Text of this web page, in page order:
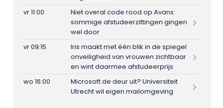
vr 11:00
Niet overal code rood op Avans:
sommige afstudeerzittingen gingen
wel door
vr 09:15
Iris maakt met één blik in de spiegel
onveiligheid van vrouwen zichtbaar
en wint daarmee afstudeerprijs
wo 16:00
Microsoft de deur uit? Universiteit
Utrecht wil eigen mailomgeving